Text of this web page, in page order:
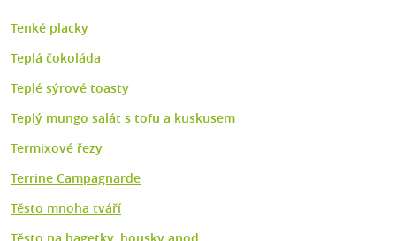
Tenké placky
Teplá čokoláda
Teplé sýrové toasty
Teplý mungo salát s tofu a kuskusem
Termixové řezy
Terrine Campagnarde
Těsto mnoha tváří